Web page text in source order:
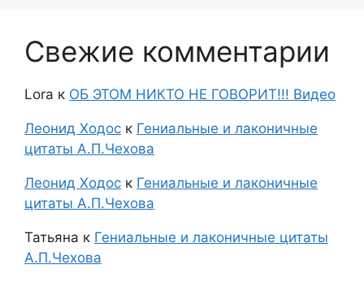
Свежие комментарии
Lora к ОБ ЭТОМ НИКТО НЕ ГОВОРИТ!!! Видео
Леонид Ходос к Гениальные и лаконичные
цитаты А.П.Чехова
Леонид Ходос к Гениальные и лаконичные
цитаты А.П.Чехова
Татьяна к Гениальные и лаконичные цитаты
А.П.Чехова